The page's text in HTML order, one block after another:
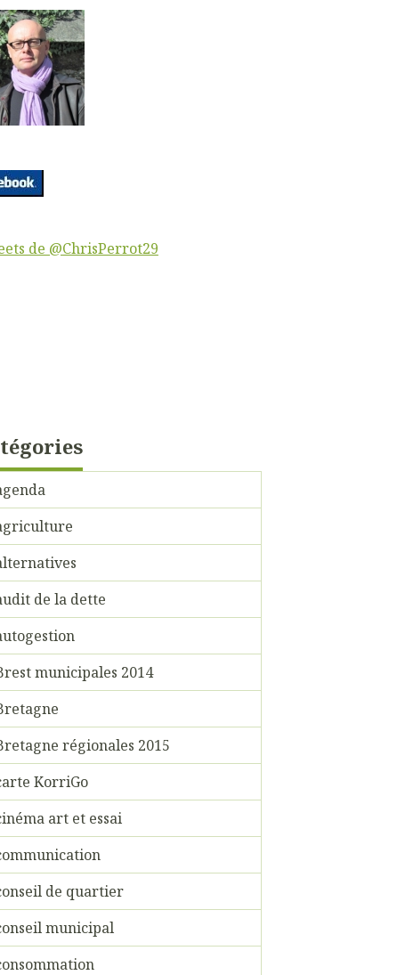
de @ChrisPerrot29
de la dette
municipales 2014
régionales 2015
KorriGo
art et essai
de quartier
municipal